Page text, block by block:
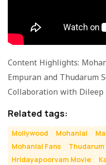
Content Highlights:
Empuran and Thudarum
Collaboration with Dileep
Related tags:
Mollywood Mohanlal
Mohanlal Fans
Thudarum
Hridayapoorvam Movie